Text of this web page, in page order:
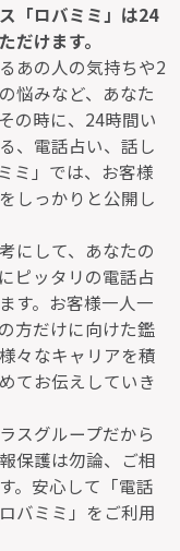
「ロバミミ」は24
だけます。
あの人の気持ちや2
悩みなど、あなた
の時に、24時間い
、電話占い、話し
ミ」では、お客様
しっかりと公開し
にして、あなたの
ピッタリの電話占
す。お客様一人一
方だけに向けた鑑
々なキャリアを積
てお伝えしていき
スグループだから
保護は勿論、ご相
。安心して「電話
バミミ」をご利用